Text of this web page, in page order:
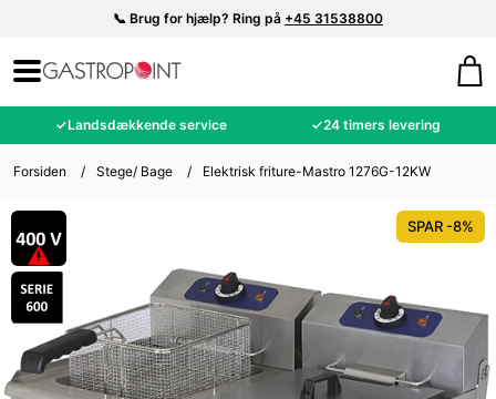
📞 Brug for hjælp? Ring på +45 31538800
✓Landsdækkende service ✓24 timers levering
Forsiden / Stege/ Bage / Elektrisk friture-Mastro 1276G-12KW
SPAR -8%